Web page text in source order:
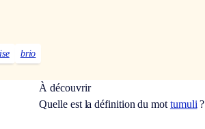
brio
À découvrir
Quelle est la définition du mot tumuli ?